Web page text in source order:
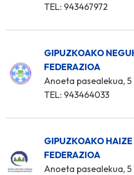
TEL: 943467972
GIPUZKOAKO
FEDERAZIOA
Anoeta pasealekua, 5
TEL: 943464033
GIPUZKOAKO
FEDERAZIOA
Anoeta pasealekua, 5